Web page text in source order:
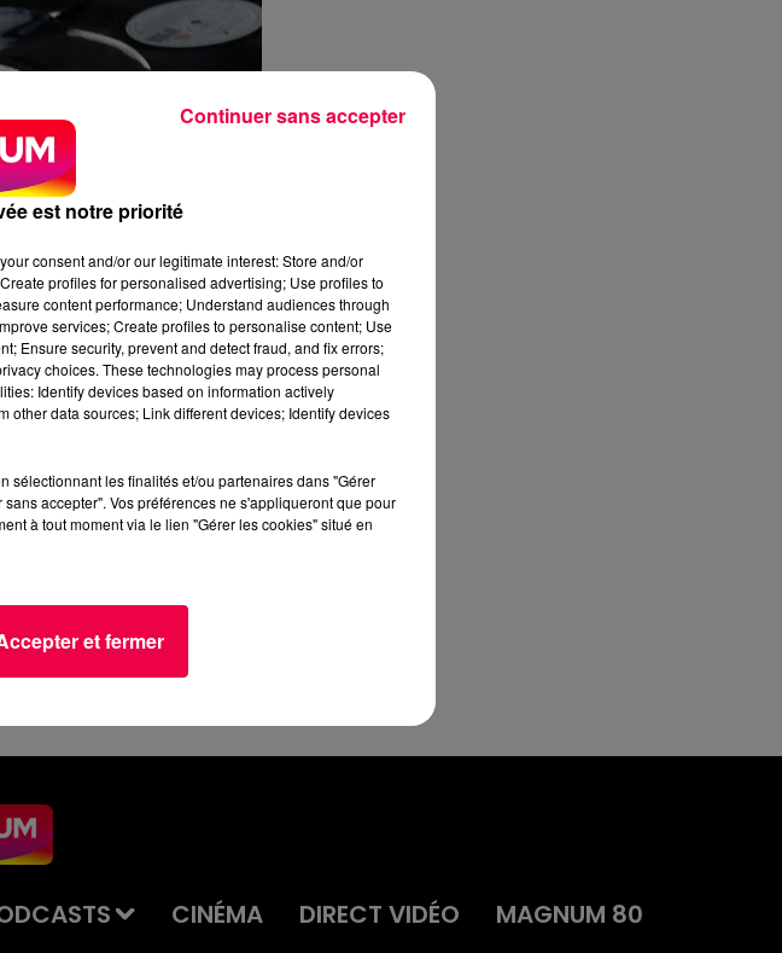
CINÉMA DIRECT VIDÉO MAGNUM 80
est notre priorité
consent and/or our legitimate interest: Store and/or
profiles for personalised advertising; Use profiles to
content performance; Understand audiences through
services; Create profiles to personalise content; Use
Ensure security, prevent and detect fraud, and fix errors;
choices. These technologies may process personal
Identify devices based on information actively
other data sources; Link different devices; Identify devices
sélectionnant les finalités et/ou partenaires dans "Gérer
accepter". Vos préférences ne s'appliqueront que pour
à tout moment via le lien "Gérer les cookies" situé en
et fermer
Continuer sans accepter